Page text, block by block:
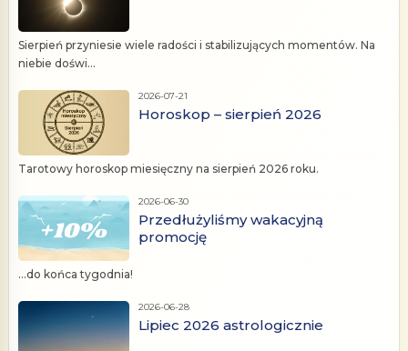
Sierpień przyniesie wiele radości i stabilizujących momentów. Na
niebie doświ...
2026-07-21
Horoskop – sierpień 2026
Tarotowy horoskop miesięczny na sierpień 2026 roku.
2026-06-30
Przedłużyliśmy wakacyjną
promocję
...do końca tygodnia!
2026-06-28
Lipiec 2026 astrologicznie